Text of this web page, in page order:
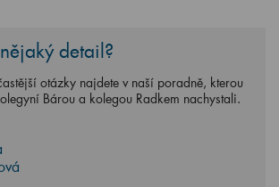
detail?
otázky najdete v naší poradně, kterou
Bárou a kolegou Radkem nachystali.